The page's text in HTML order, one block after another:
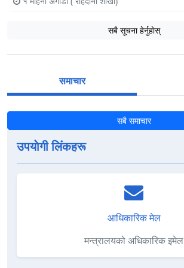
सबै सूचना हेर्नुहाेस्
समाचार
सबै समाचार
उपयाेगी लिंकहरू
आधिकारिक मेल
मन्त्रालयको अधिकारिक इमेल